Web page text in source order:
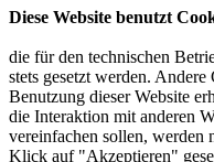
Diese Website benutzt
die für den technischen
stets gesetzt werden.
Benutzung dieser Website
die Interaktion mit anderen
vereinfachen sollen,
Klick auf "Akzeptieren"